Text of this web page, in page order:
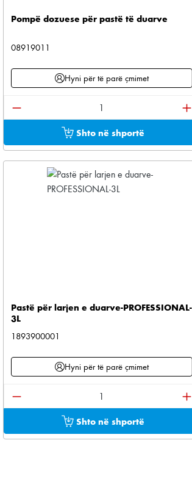
Pompë dozuese për pastë të duarve
08919011
Hyni për të parë çmimet
Sasia e produktit: Shkruani
Shto në shportë
Pastë për larjen e duarve-PROFESSIONAL-
3L
1893900001
Hyni për të parë çmimet
Sasia e produktit: Shkruani
Shto në shportë